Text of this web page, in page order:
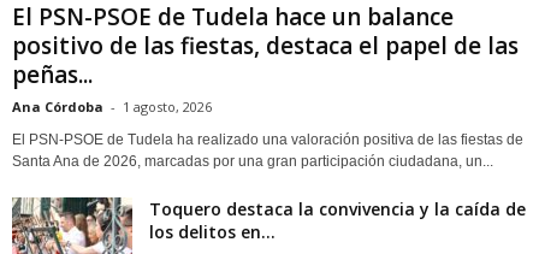
El PSN-PSOE de Tudela hace un balance
positivo de las fiestas, destaca el papel de las
peñas...
Ana Córdoba - 1 agosto, 2026
El PSN-PSOE de Tudela ha realizado una valoración positiva de las fiestas de
Santa Ana de 2026, marcadas por una gran participación ciudadana, un...
Toquero destaca la convivencia y la caída de
los delitos en...